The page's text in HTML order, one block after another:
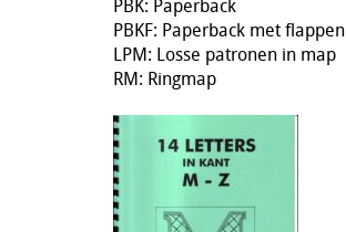
PBK: Paperback
PBKF: Paperback met flappen
LPM: Losse patronen in map
RM: Ringmap